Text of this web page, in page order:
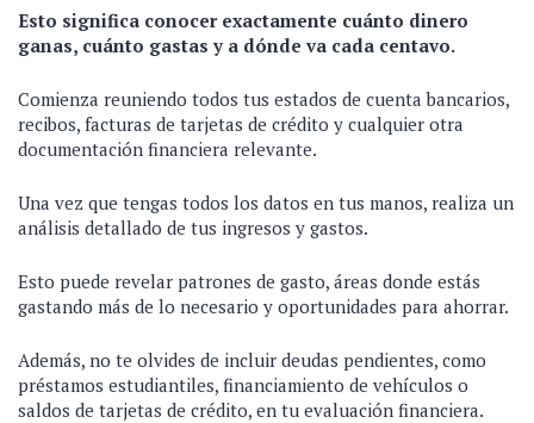
Esto significa conocer exactamente cuánto dinero
ganas, cuánto gastas y a dónde va cada centavo.
Comienza reuniendo todos tus estados de cuenta bancarios,
recibos, facturas de tarjetas de crédito y cualquier otra
documentación financiera relevante.
Una vez que tengas todos los datos en tus manos, realiza un
análisis detallado de tus ingresos y gastos.
Esto puede revelar patrones de gasto, áreas donde estás
gastando más de lo necesario y oportunidades para ahorrar.
Además, no te olvides de incluir deudas pendientes, como
préstamos estudiantiles, financiamiento de vehículos o
saldos de tarjetas de crédito, en tu evaluación financiera.